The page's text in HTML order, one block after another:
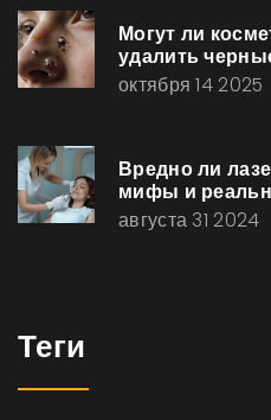
Могут ли
удалить
октября 14 2025
Вредно ли
мифы и
августа 31 2024
Теги